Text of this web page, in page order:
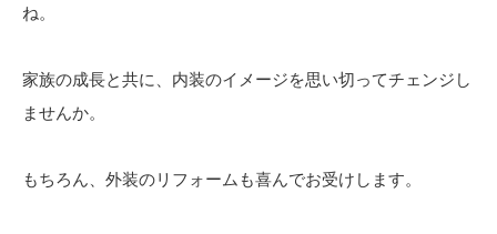
ね。
家族の成長と共に、内装のイメージを思い切ってチェンジし
ませんか。
もちろん、外装のリフォームも喜んでお受けします。